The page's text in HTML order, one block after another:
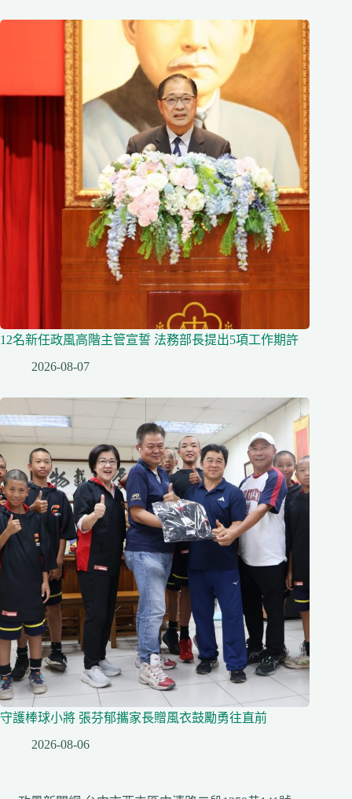
12名新任政風高階主管宣誓 法務部長提出5項工作期許
2026-08-07
守護棒球小將 張芬郁攜家長贈風衣鼓勵勇往直前
2026-08-06